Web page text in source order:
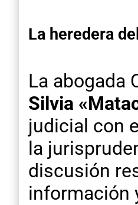
La heredera
La abogada
Silvia
judicial con
la
discusión
información